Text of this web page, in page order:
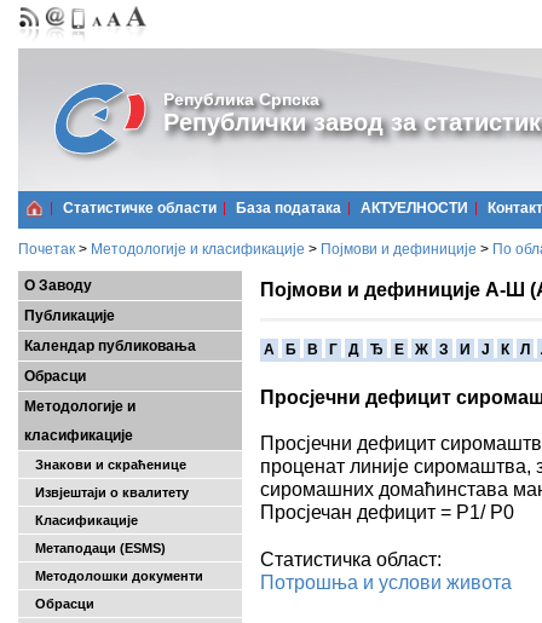
Република Српска
Републички завод за
Статистичке области Базa података АКТУЕЛНОСТИ Контакт
Почетак > Методологије и класификације > Појмови и дефиниције > По
О Заводу
Публикације
Календар публиковања
Обрасци
Методологије и
класификације
Знакови и скраћенице
Извјештаји о квалитету
Класификације
Метаподаци (ESMS)
Методолошки документи
Обрасци
Појмови и дефиниције А-Ш
A Б В Г Д Ђ Е Ж З И Ј К Л
Просјечни дефицит
Просјечни дефицит
проценат линије сиромаштва,
сиромашних домаћинстава
Просјечан дефицит = P1/ P0
Статистичка област:
Потрошња и услови живота